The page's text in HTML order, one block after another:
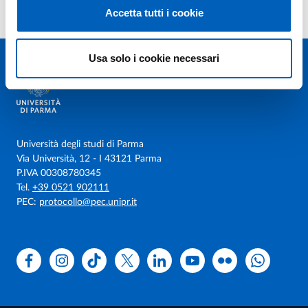
Accetta tutti i cookie
Usa solo i cookie necessari
Università degli studi di Parma
Via Università, 12 - I 43121 Parma
P.IVA 00308780345
Tel. +39 0521 902111
PEC: protocollo@pec.unipr.it
FacebookInstagramTikTok X LinkedinYoutubeFlickr